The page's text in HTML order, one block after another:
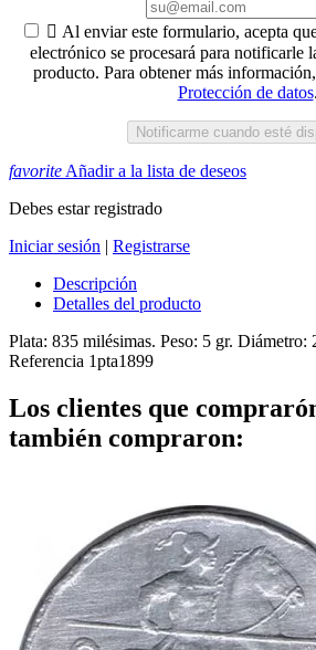
 Al enviar este formulario, acepta
electrónico se procesará para notificarle
producto. Para obtener más
Protección de datos.
Notificarme cuando esté
favorite Añadir a la lista de deseos
Debes estar registrado
Iniciar sesión | Registrarse
Descripción
Detalles del producto
Plata: 835 milésimas. Peso: 5 gr. Diámetro:
Referencia 1pta1899
Los clientes que
también compraron: